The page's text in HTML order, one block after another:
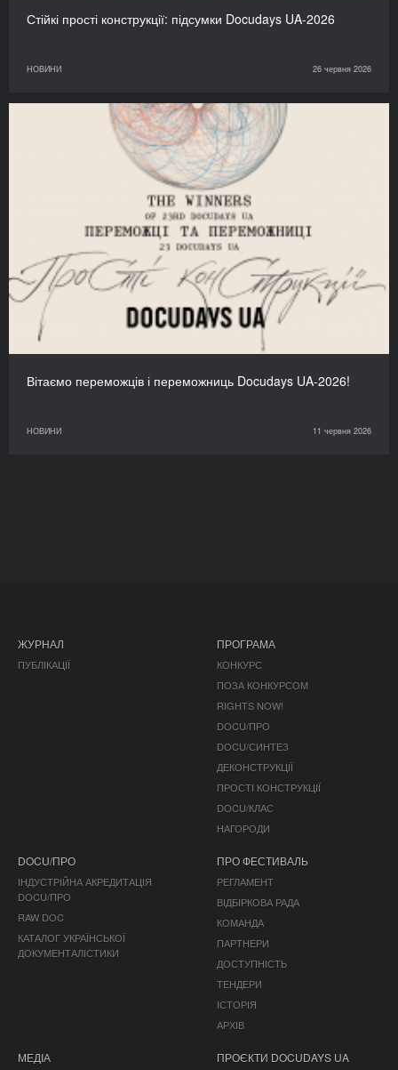
Стійкі прості конструкції: підсумки Docudays UA-2026
НОВИНИ 26 червня 2026
Вітаємо переможців і переможниць Docudays UA-2026!
НОВИНИ 11 червня 2026
ЖУРНАЛ
ПУБЛІКАЦІЇ
ПРОГРАМА
КОНКУРС
ПОЗА КОНКУРСОМ
RIGHTS NOW!
DOCU/ПРО
DOCU/СИНТЕЗ
ДЕКОНСТРУКЦІЇ
ПРОСТІ КОНСТРУКЦІЇ
DOCU/КЛАС
НАГОРОДИ
DOCU/ПРО
ІНДУСТРІЙНА АКРЕДИТАЦІЯ
DOCU/ПРО
RAW DOC
КАТАЛОГ УКРАЇНСЬКОЇ
ДОКУМЕНТАЛІСТИКИ
ПРО ФЕСТИВАЛЬ
РЕГЛАМЕНТ
ВІДБІРКОВА РАДА
КОМАНДА
ПАРТНЕРИ
ДОСТУПНІСТЬ
ТЕНДЕРИ
ІСТОРІЯ
АРХІВ
МЕДІА ПРОЄКТИ DOCUDAYS UA